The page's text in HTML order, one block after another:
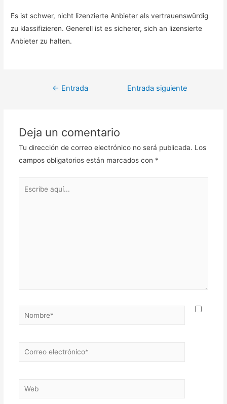
Es ist schwer, nicht lizenzierte Anbieter als vertrauenswürdig
zu klassifizieren. Generell ist es sicherer, sich an lizensierte
Anbieter zu halten.
Navegación
← Entrada
Entrada siguiente
Deja un comentario
Tu dirección de correo electrónico no será publicada. Los
campos obligatorios están marcados con *
Nombre*
Correo
Web